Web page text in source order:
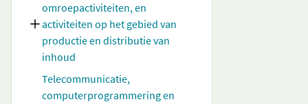
omroepactiviteiten, en
activiteiten op het gebied van
productie en distributie van
inhoud
Telecommunicatie,
computerprogrammering en